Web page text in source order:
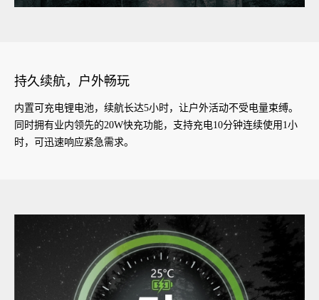
持久续航，户外畅玩
内置可充电锂电池，续航长达5小时，让户外活动不受电量束缚。
同时拥有业内领先的20W快充功能，支持充电10分钟连续使用1小
时，可迅速响应紧急需求。